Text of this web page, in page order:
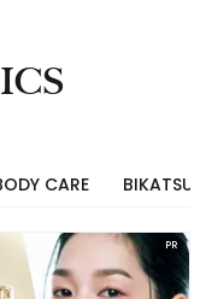
CARE BIKATSU